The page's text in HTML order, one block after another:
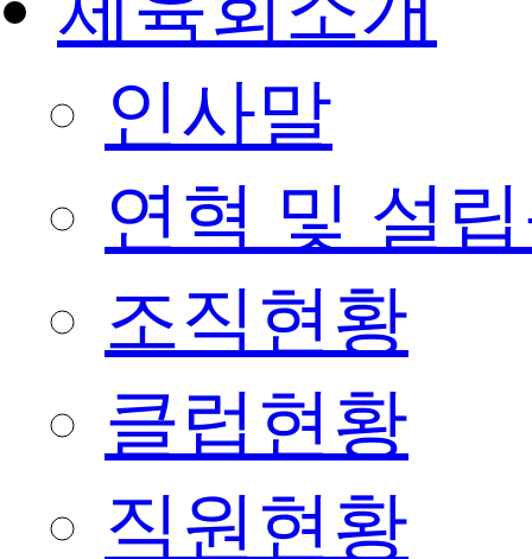
인사말
연혁 및 설
조직현황
클럽현황
직원현황